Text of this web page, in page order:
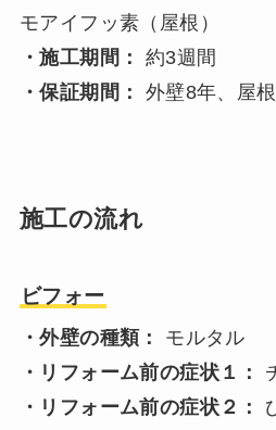
モアイフッ素（屋根）
・施工期間：
約3週間
・保証期間：
外壁8年、屋
施工の流れ
ビフォー
・外壁の種類：
モルタル
・リフォーム前の症状１：
・リフォーム前の症状２：